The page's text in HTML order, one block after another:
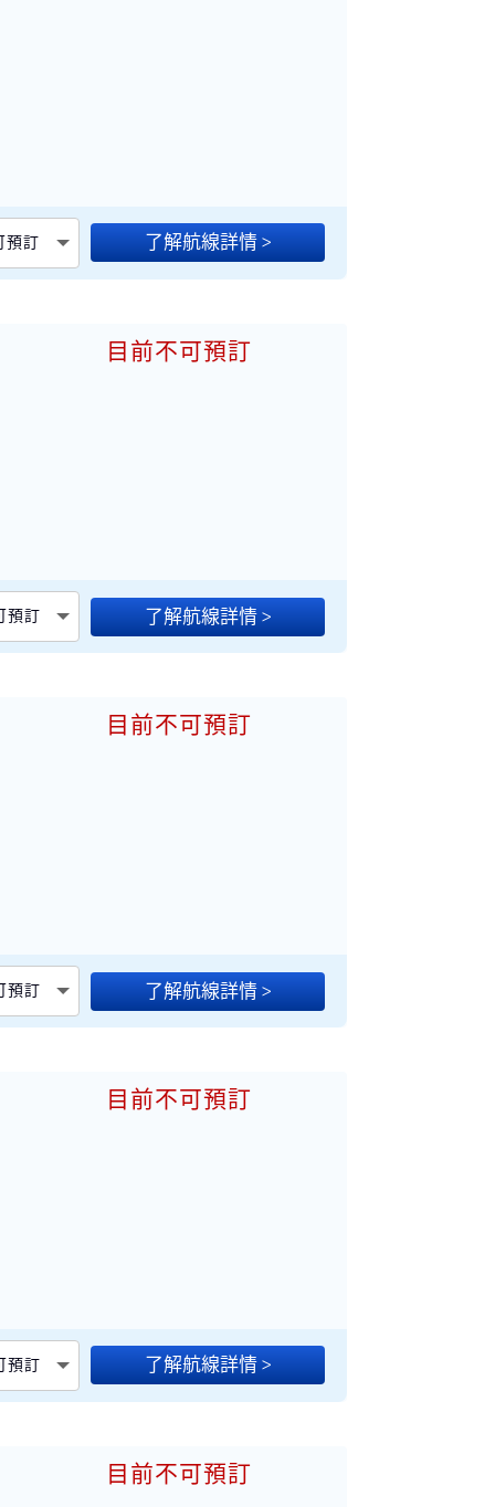
預訂 了解航線詳情 >
目前不可預訂
預訂 了解航線詳情 >
目前不可預訂
預訂 了解航線詳情 >
目前不可預訂
預訂 了解航線詳情 >
目前不可預訂